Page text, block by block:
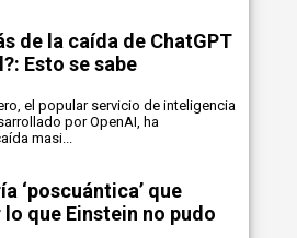
de la caída de ChatGPT
Esto se sabe
el popular servicio de inteligencia
por OpenAI, ha
masi...
‘poscuántica’ que
que Einstein no pudo